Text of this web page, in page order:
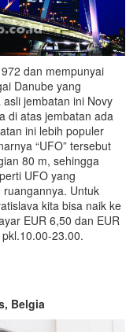
dan mempunyai
Danube yang
jembatan ini Novy
di atas jembatan ada
ini lebih populer
“UFO” tersebut
80 m, sehingga
UFO yang
Untuk
kita bisa naik ke
EUR 6,50 dan EUR
23.00.
Belgia